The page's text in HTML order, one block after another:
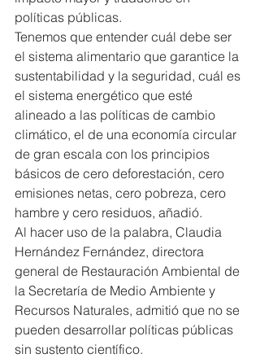
políticas públicas.
Tenemos que entender cuál debe ser
el sistema alimentario que garantice la
sustentabilidad y la seguridad, cuál es
el sistema energético que esté
alineado a las políticas de cambio
climático, el de una economía circular
de gran escala con los principios
básicos de cero deforestación, cero
emisiones netas, cero pobreza, cero
hambre y cero residuos, añadió.
Al hacer uso de la palabra, Claudia
Hernández Fernández, directora
general de Restauración Ambiental de
la Secretaría de Medio Ambiente y
Recursos Naturales, admitió que no se
pueden desarrollar políticas públicas
sin sustento científico.